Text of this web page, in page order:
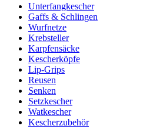
Unterfangkescher
Gaffs & Schlingen
Wurfnetze
Krebsteller
Karpfensäcke
Kescherköpfe
Lip-Grips
Reusen
Senken
Setzkescher
Watkescher
Kescherzubehör